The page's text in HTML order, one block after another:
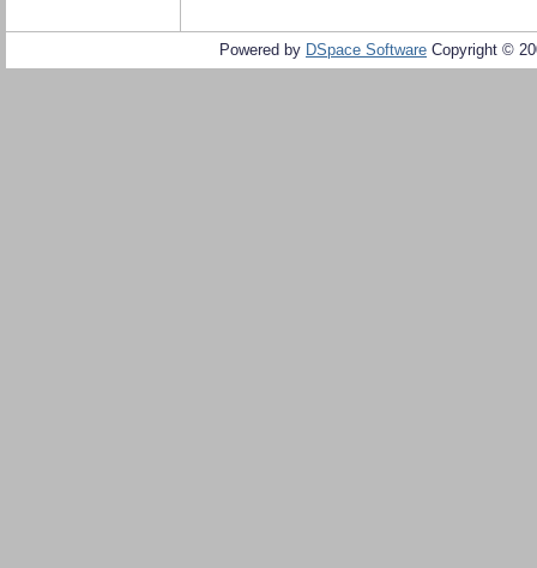
Powered by DSpace Software Copyright ©